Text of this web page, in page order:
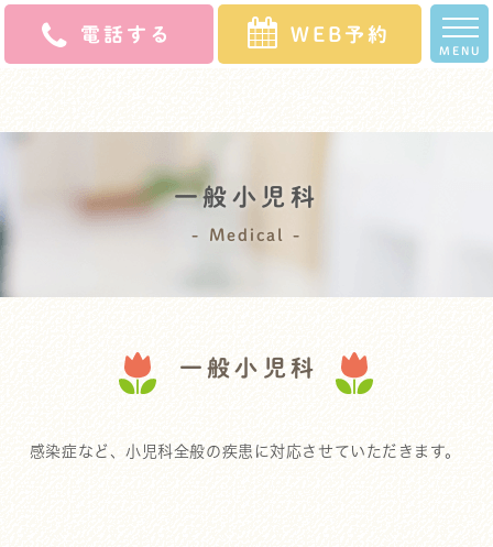
電話する WEB予約
MENU
一般小児科
Medical
一般小児科
感染症など、小児科全般の疾患に対応させていただきます。